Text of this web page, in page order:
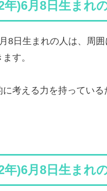
年)6月8日生まれ
8日生まれの人は、周
す。
に考える力を持ってい
年)6月8日生まれ